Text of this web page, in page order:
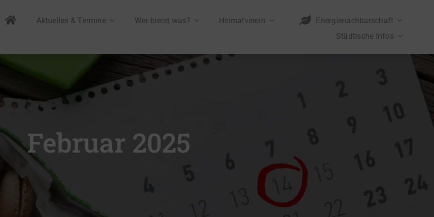
Aktuelles & Termine Wer bietet was? Heimatverein
Energienachbarschaft
Städtische Infos
Februar 2025